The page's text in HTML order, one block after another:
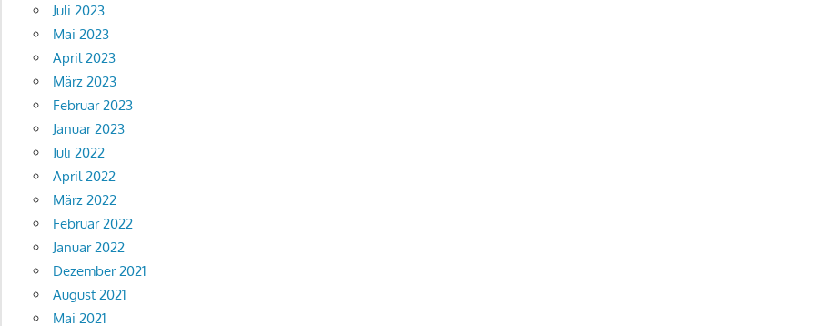
Juli 2023
Mai 2023
April 2023
März 2023
Februar 2023
Januar 2023
Juli 2022
April 2022
März 2022
Februar 2022
Januar 2022
Dezember 2021
August 2021
Mai 2021